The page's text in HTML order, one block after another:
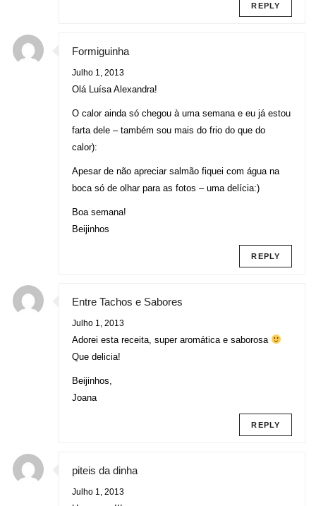
REPLY
Formiguinha
Julho 1, 2013
Olá Luísa Alexandra!
O calor ainda só chegou à uma semana e eu já estou
farta dele – também sou mais do frio do que do
calor):
Apesar de não apreciar salmão fiquei com água na
boca só de olhar para as fotos – uma delícia:)
Boa semana!
Beijinhos
REPLY
Entre Tachos e Sabores
Julho 1, 2013
Adorei esta receita, super aromática e saborosa
Que delicia!
Beijinhos,
Joana
REPLY
piteis da dinha
Julho 1, 2013